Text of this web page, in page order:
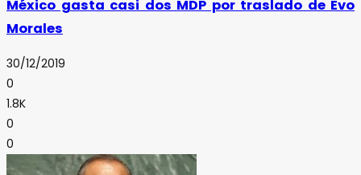
México gasta casi dos MDP por traslado de Evo
Morales
30/12/2019
0
1.8K
0
0